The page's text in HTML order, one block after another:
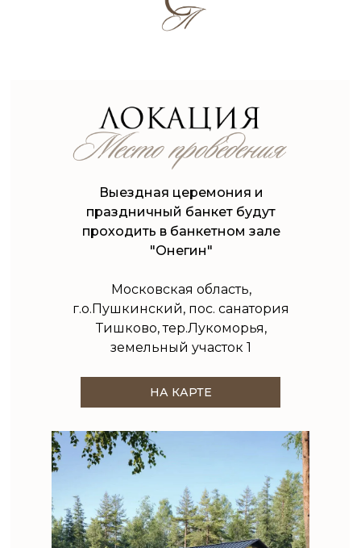
Выездная церемония и
праздничный банкет будут
проходить в банкетном зале
"Онегин"
Московская область,
г.о.Пушкинский, пос. санатория
Тишково, тер.Лукоморья,
земельный участок 1
НА КАРТЕ